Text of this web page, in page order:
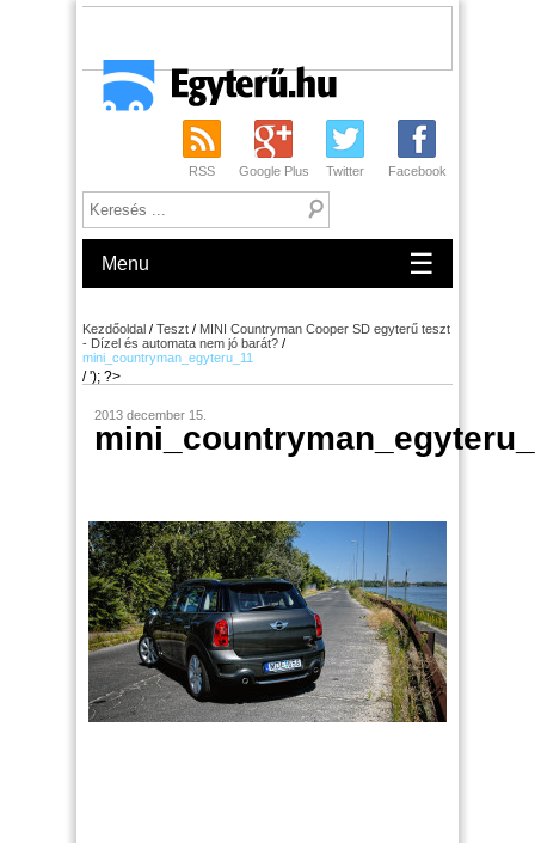
RSS Google Plus Twitter Facebook
Menu ☰
Kezdőoldal / Teszt / MINI Countryman Cooper SD egyterű teszt
- Dízel és automata nem jó barát? /
mini_countryman_egyteru_11
/ '); ?>
2013 december 15.